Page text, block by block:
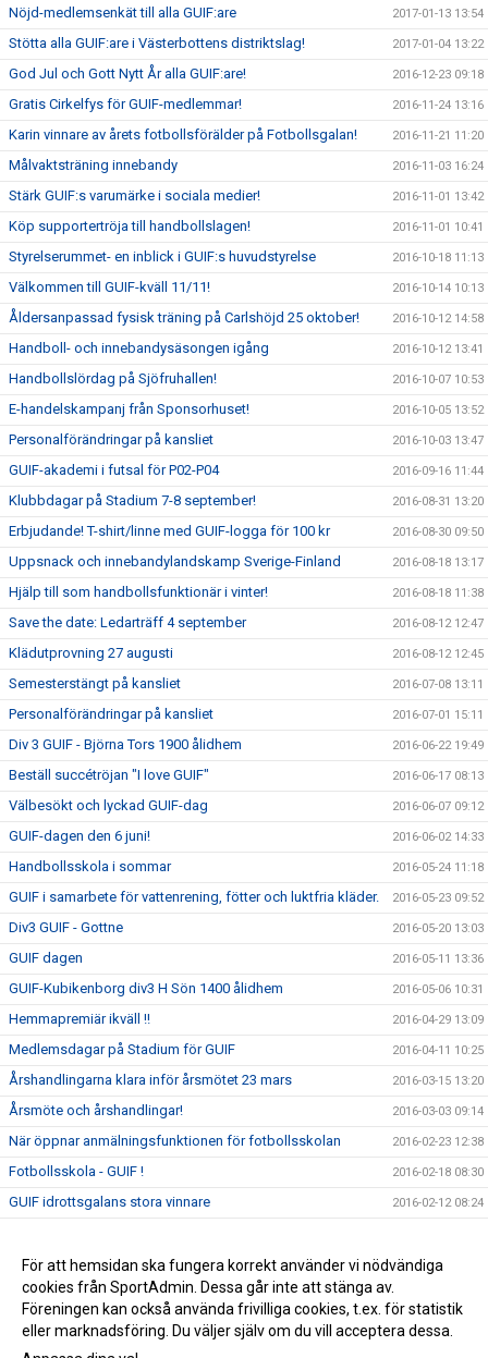
Nöjd-medlemsenkät till alla GUIF:are 2017-01-13 13:54
Stötta alla GUIF:are i Västerbottens distriktslag! 2017-01-04 13:22
God Jul och Gott Nytt År alla GUIF:are! 2016-12-23 09:18
Gratis Cirkelfys för GUIF-medlemmar! 2016-11-24 13:16
Karin vinnare av årets fotbollsförälder på Fotbollsgalan! 2016-11-21 11:20
Målvaktsträning innebandy 2016-11-03 16:24
Stärk GUIF:s varumärke i sociala medier! 2016-11-01 13:42
Köp supportertröja till handbollslagen! 2016-11-01 10:41
Styrelserummet- en inblick i GUIF:s huvudstyrelse 2016-10-18 11:13
Välkommen till GUIF-kväll 11/11! 2016-10-14 10:13
Åldersanpassad fysisk träning på Carlshöjd 25 oktober! 2016-10-12 14:58
Handboll- och innebandysäsongen igång 2016-10-12 13:41
Handbollslördag på Sjöfruhallen! 2016-10-07 10:53
E-handelskampanj från Sponsorhuset! 2016-10-05 13:52
Personalförändringar på kansliet 2016-10-03 13:47
GUIF-akademi i futsal för P02-P04 2016-09-16 11:44
Klubbdagar på Stadium 7-8 september! 2016-08-31 13:20
Erbjudande! T-shirt/linne med GUIF-logga för 100 kr 2016-08-30 09:50
Uppsnack och innebandylandskamp Sverige-Finland 2016-08-18 13:17
Hjälp till som handbollsfunktionär i vinter! 2016-08-18 11:38
Save the date: Ledarträff 4 september 2016-08-12 12:47
Klädutprovning 27 augusti 2016-08-12 12:45
Semesterstängt på kansliet 2016-07-08 13:11
Personalförändringar på kansliet 2016-07-01 15:11
Div 3 GUIF - Björna Tors 1900 ålidhem 2016-06-22 19:49
Beställ succétröjan "I love GUIF" 2016-06-17 08:13
Välbesökt och lyckad GUIF-dag 2016-06-07 09:12
GUIF-dagen den 6 juni! 2016-06-02 14:33
Handbollsskola i sommar 2016-05-24 11:18
GUIF i samarbete för vattenrening, fötter och luktfria kläder. 2016-05-23 09:52
Div3 GUIF - Gottne 2016-05-20 13:03
GUIF dagen 2016-05-11 13:36
GUIF-Kubikenborg div3 H Sön 1400 ålidhem 2016-05-06 10:31
Hemmapremiär ikväll !! 2016-04-29 13:09
Medlemsdagar på Stadium för GUIF 2016-04-11 10:25
Årshandlingarna klara inför årsmötet 23 mars 2016-03-15 13:20
Årsmöte och årshandlingar! 2016-03-03 09:14
När öppnar anmälningsfunktionen för fotbollsskolan 2016-02-23 12:38
Fotbollsskola - GUIF ! 2016-02-18 08:30
GUIF idrottsgalans stora vinnare 2016-02-12 08:24
Övergång från klasslag till kommunserielag 2016-02-03 08:33
Klasslagsturnering i innebandy 2016-02-03 08:31
För att hemsidan ska fungera korrekt använder vi nödvändiga
cookies från SportAdmin. Dessa går inte att stänga av.
Föreningen kan också använda frivilliga cookies, t.ex. för statistik
eller marknadsföring. Du väljer själv om du vill acceptera dessa.